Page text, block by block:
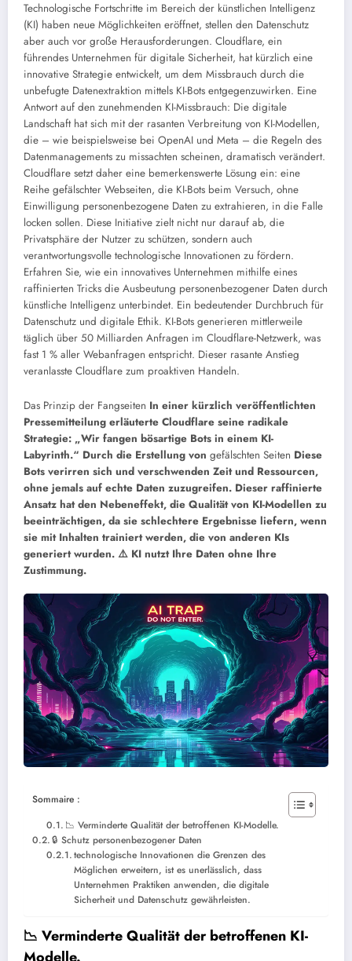
Technologische Fortschritte im Bereich der künstlichen Intelligenz
(KI) haben neue Möglichkeiten eröffnet, stellen den Datenschutz
aber auch vor große Herausforderungen. Cloudflare, ein
führendes Unternehmen für digitale Sicherheit, hat kürzlich eine
innovative Strategie entwickelt, um dem Missbrauch durch die
unbefugte Datenextraktion mittels KI-Bots entgegenzuwirken. Eine
Antwort auf den zunehmenden KI-Missbrauch: Die digitale
Landschaft hat sich mit der rasanten Verbreitung von KI-Modellen,
die – wie beispielsweise bei OpenAI und Meta – die Regeln des
Datenmanagements zu missachten scheinen, dramatisch verändert.
Cloudflare setzt daher eine bemerkenswerte Lösung ein: eine
Reihe gefälschter Webseiten, die KI-Bots beim Versuch, ohne
Einwilligung personenbezogene Daten zu extrahieren, in die Falle
locken sollen. Diese Initiative zielt nicht nur darauf ab, die
Privatsphäre der Nutzer zu schützen, sondern auch
verantwortungsvolle technologische Innovationen zu fördern.
Erfahren Sie, wie ein innovatives Unternehmen mithilfe eines
raffinierten Tricks die Ausbeutung personenbezogener Daten durch
künstliche Intelligenz unterbindet. Ein bedeutender Durchbruch für
Datenschutz und digitale Ethik. KI-Bots generieren mittlerweile
täglich über 50 Milliarden Anfragen im Cloudflare-Netzwerk, was
fast 1 % aller Webanfragen entspricht. Dieser rasante Anstieg
veranlasste Cloudflare zum proaktiven Handeln.
Das Prinzip der Fangseiten In einer kürzlich veröffentlichten
Pressemitteilung erläuterte Cloudflare seine radikale
Strategie: „Wir fangen bösartige Bots in einem KI-
Labyrinth.“ Durch die Erstellung von gefälschten Seiten Diese
Bots verirren sich und verschwenden Zeit und Ressourcen,
ohne jemals auf echte Daten zuzugreifen. Dieser raffinierte
Ansatz hat den Nebeneffekt, die Qualität von KI-Modellen zu
beeinträchtigen, da sie schlechtere Ergebnisse liefern, wenn
sie mit Inhalten trainiert werden, die von anderen KIs
generiert wurden. ⚠️ KI nutzt Ihre Daten ohne Ihre
Zustimmung.
Sommaire :
📉 Verminderte Qualität der betroffenen KI-Modelle.
🔒 Schutz personenbezogener Daten
technologische Innovationen die Grenzen des
Möglichen erweitern, ist es unerlässlich, dass
Unternehmen Praktiken anwenden, die digitale
Sicherheit und Datenschutz gewährleisten.
📉 Verminderte Qualität der betroffenen KI-
Modelle.